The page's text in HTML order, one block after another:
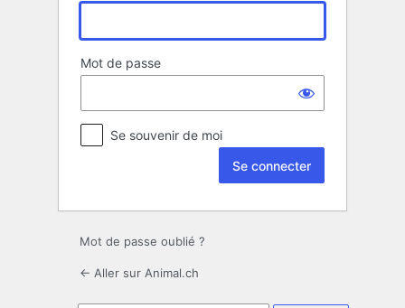
Mot de passe
Se souvenir de moi
Mot de passe oublié ?
← Aller sur Animal.ch